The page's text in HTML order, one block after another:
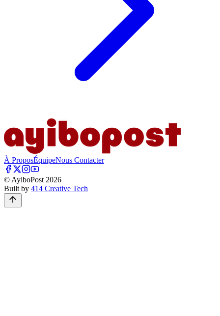
À ProposÉquipeNous Contacter
© AyiboPost 2026
Built by 414 Creative Tech